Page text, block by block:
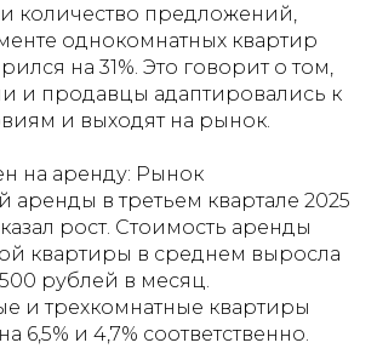
количество предложений,
однокомнатных квартир
на 31%. Это говорит о том,
и продавцы адаптировались к
и выходят на рынок.
на аренду: Рынок
аренды в третьем квартале 2025
рост. Стоимость аренды
квартиры в среднем выросла
500 рублей в месяц.
и трехкомнатные квартиры
6,5% и 4,7% соответственно.